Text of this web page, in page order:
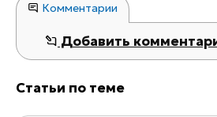
Комментарии
Добавить
Статьи по теме